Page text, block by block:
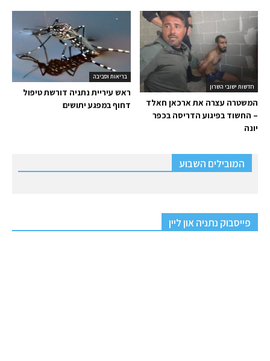
בריאות וסביבה
ראש עיריית נתניה דורשת טיפול
דחוף במפגע יתושים
חדשות ישובי השרון
המשטרה עצרה את ארכאן חאלד
– החשוד בפיגוע הדריסה בכפר
יונה
המובילים השבוע
פייסבוק נתניה און ליין